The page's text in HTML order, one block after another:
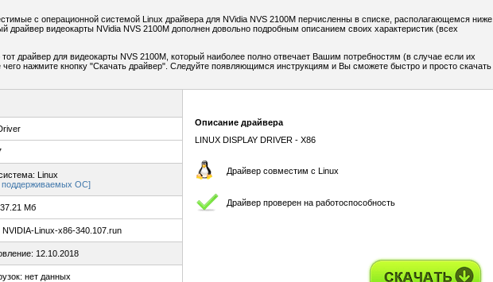
с операционной системой Linux драйвера для NVidia NVS 2100M перчисленны в списке, располагающемся ниже.
драйвер видеокарты NVidia NVS 2100M дополнен довольно подробным описанием своих характеристик (всех
драйвер для видеокарты NVS 2100M, который наиболее полно отвечает Вашим потребностям (в случае если их
чего нажмите кнопку "Скачать драйвер". Следуйте появляющимся инструкциям и Вы сможете быстро и просто скачать
Linux
поддерживаемых ОС]
Мб
Linux-x86-340.107.run
12.10.2018
нет данных
Описание драйвера
LINUX DISPLAY DRIVER - X86
Драйвер совместим с Linux
Драйвер проверен на работоспособность